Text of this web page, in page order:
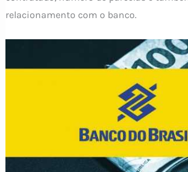
relacionamento com o banco.